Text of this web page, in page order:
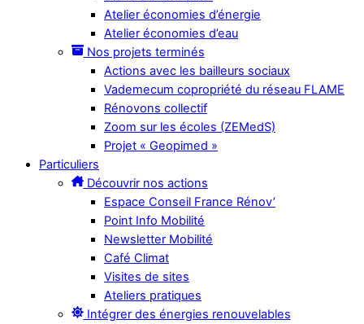
Atelier économies d’énergie
Atelier économies d’eau
Nos projets terminés
Actions avec les bailleurs sociaux
Vademecum copropriété du réseau FLAME
Rénovons collectif
Zoom sur les écoles (ZEMedS)
Projet « Geopimed »
Particuliers
Découvrir nos actions
Espace Conseil France Rénov’
Point Info Mobilité
Newsletter Mobilité
Café Climat
Visites de sites
Ateliers pratiques
Intégrer des énergies renouvelables